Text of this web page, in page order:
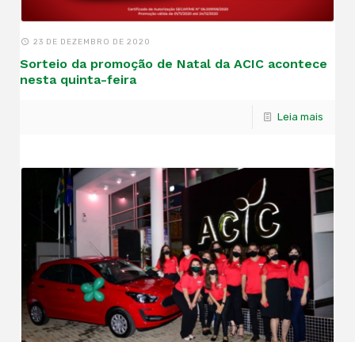
23 DE DEZEMBRO DE 2020
Sorteio da promoção de Natal da ACIC acontece
nesta quinta-feira
Leia mais